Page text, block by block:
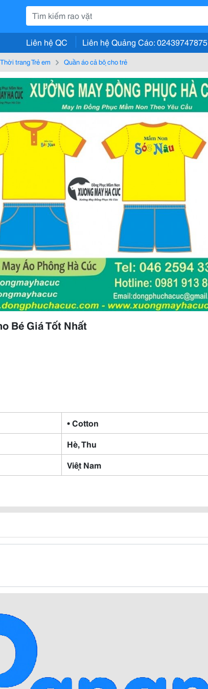
Liên hệ QC Liên hệ Quảng Cáo: 02439747875
Thời trang Trẻ em Quần áo cả bộ cho trẻ
Bé Giá Tốt Nhất
• Cotton
Hè, Thu
Việt Nam